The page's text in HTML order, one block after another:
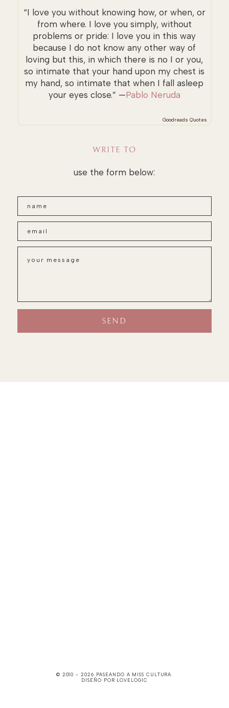
“I love you without knowing how, or when, or
from where. I love you simply, without
problems or pride: I love you in this way
because I do not know any other way of
loving but this, in which there is no I or you,
so intimate that your hand upon my chest is
my hand, so intimate that when I fall asleep
your eyes close.” —Pablo Neruda
Goodreads Quotes
WRITE TO
use the form below:
© 2010 - 2026 PASEANDO A MISS CULTURA
DISEÑO POR LOVELOGIC